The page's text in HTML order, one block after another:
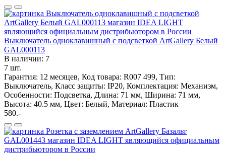
Выключатель одноклавишный с подсветкой ArtGallery Белый
GAL000113
В наличии: 7
7 шт.
Гарантия: 12 месяцев, Код товара: R007 499, Тип:
Выключатель, Класс защиты: IP20, Комплектация: Механизм,
Особенности: Подсветка, Длина: 71 мм, Ширина: 71 мм,
Высота: 40.5 мм, Цвет: Белый, Материал: Пластик
580.-